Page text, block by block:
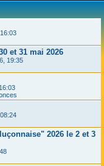
et 31 mai 2026
19:35
2026 le 2 et 3